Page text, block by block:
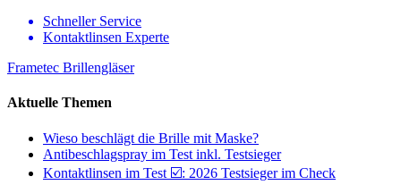
Schneller Service
Kontaktlinsen Experte
Frametec Brillengläser
Aktuelle Themen
Wieso beschlägt die Brille mit Maske?
Antibeschlagspray im Test inkl. Testsieger
Kontaktlinsen im Test ☑️: 2026 Testsieger im Check